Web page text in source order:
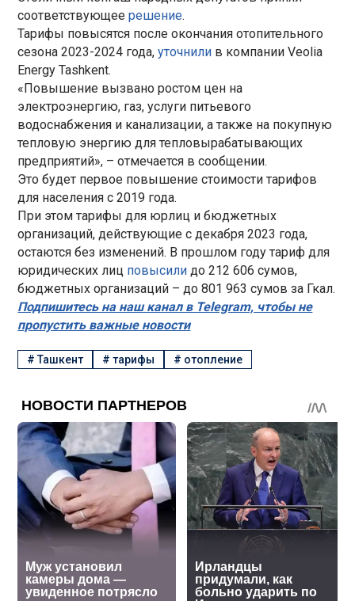
соответствующеерешение.
Тарифы повысятся после окончания отопительного
сезона 2023-2024 года,уточнили в компании Veolia
Energy Tashkent.
«Повышение вызвано ростом цен на
электроэнергию, газ, услуги питьевого
водоснабжения и канализации, а также на покупную
тепловую энергию для тепловырабатывающих
предприятий», – отмечается в сообщении.
Это будет первое повышение стоимости тарифов
для населения с 2019 года.
При этом тарифы для юрлиц и бюджетных
организаций, действующие с декабря 2023 года,
остаются без изменений. В прошлом году тариф для
юридических лиц повысилидо 212 606 сумов,
бюджетных организаций – до 801 963 сумов за Гкал.
Подпишитесь на наш канал в Telegram, чтобы не
пропустить важные новости
#Ташкент #тарифы # отопление